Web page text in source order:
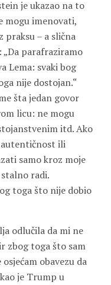
je ukazao na to
mogu imenovati,
praksu – a slična
„Da parafraziramo
Lema: svaki bog
nije dostojan.“
šta jedan govor
licu: ne mogu
itd. Ako
ili
samo kroz moje
radi.
toga što nije dobio
odlučila da mi ne
zbog toga što sam
obavezu da
je Trump u